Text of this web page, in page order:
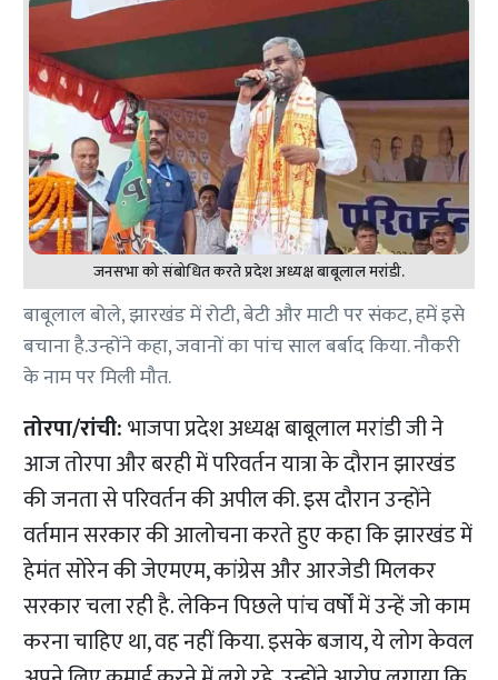
जनसभा को संबोधित करते प्रदेश अध्यक्ष बाबूलाल मरांडी.
बाबूलाल बोले, झारखंड में रोटी, बेटी और माटी पर संकट, हमें इसे
बचाना है.उन्होंने कहा, जवानों का पांच साल बर्बाद किया. नौकरी
के नाम पर मिली मौत.
तोरपा/रांची:भाजपा प्रदेश अध्यक्ष बाबूलाल मरांडी जी ने
आज तोरपा और बरही में परिवर्तन यात्रा के दौरान झारखंड
की जनता से परिवर्तन की अपील की. इस दौरान उन्होंने
वर्तमान सरकार की आलोचना करते हुए कहा कि झारखंड में
हेमंत सोरेन की जेएमएम, कांग्रेस और आरजेडी मिलकर
सरकार चला रही है. लेकिन पिछले पांच वर्षों में उन्हें जो काम
करना चाहिए था, वह नहीं किया. इसके बजाय, ये लोग केवल